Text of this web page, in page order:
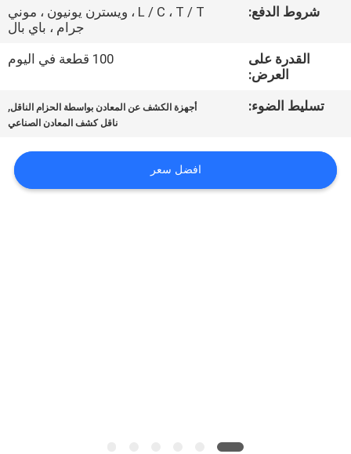
اطلب
الموقع
شروط الدفع:
L / C ، T / T ، ويسترن يونيون ، موني
جرام ، باي بال
القدرة على
العرض:
100 قطعة في اليوم
تسليط الضوء: أجهزة الكشف عن المعادن بواسطة الحزام الناقل,
ناقل كشف المعادن الصناعي
افضل سعر